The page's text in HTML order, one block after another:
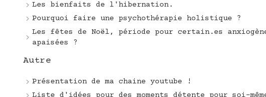
Les bienfaits de l'hibernation.
Pourquoi faire une psychothérapie holistique ?
Les fêtes de Noël, période pour certain.es
apaisées ?
Autre
Présentation de ma chaine youtube !
Liste d'idées pour des moments détente pour soi-